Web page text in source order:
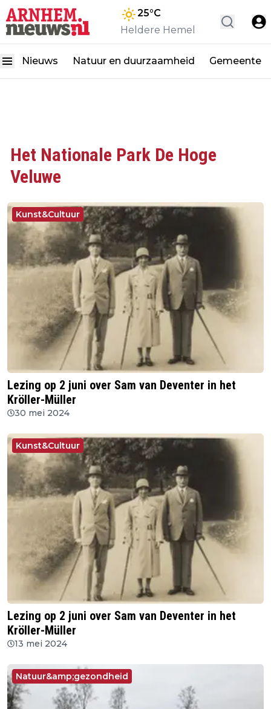
25°C
Heldere Hemel
Nieuws Natuur en duurzaamheid Gemeente
Het Nationale Park De Hoge
Veluwe
Kunst&Cultuur
Lezing op 2 juni over Sam van Deventer in het
Kröller-Müller
30 mei 2024
Kunst&Cultuur
Lezing op 2 juni over Sam van Deventer in het
Kröller-Müller
13 mei 2024
Natuur&amp;gezondheid